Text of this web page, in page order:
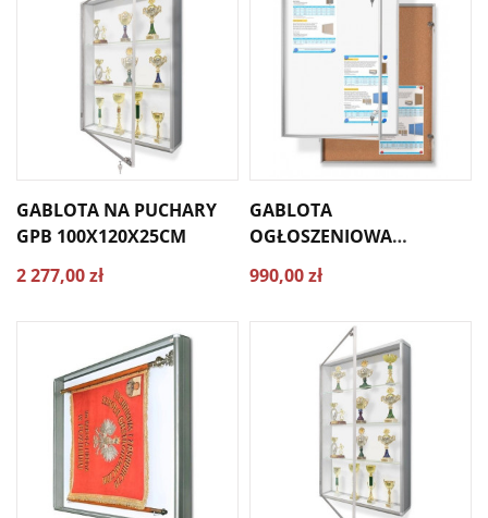
GABLOTA NA PUCHARY
GPB 100X120X25CM
2 277,00 zł
GABLOTA
OGŁOSZENIOWA
WEWNĘTRZNA GMR
100X120 CM
990,00 zł